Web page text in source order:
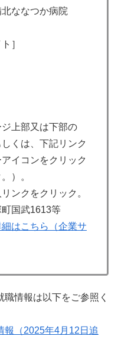
ななつか病院
］
上部又は下部の
くは、下記リンク
イコンをクリック
）。
ンクをクリック。
町国武1613等
はこちら（企業サ
情報は以下をご参照く
報（2025年4月12日追